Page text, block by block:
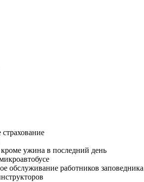
ужина в последний день
обслуживание работников заповедника